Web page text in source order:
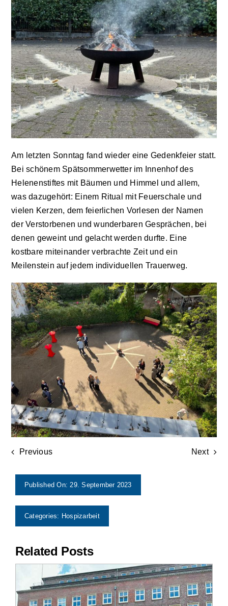
Am letzten Sonntag fand wieder eine Gedenkfeier statt.
Bei schönem Spätsommerwetter im Innenhof des
Helenenstiftes mit Bäumen und Himmel und allem,
was dazugehört: Einem Ritual mit Feuerschale und
vielen Kerzen, dem feierlichen Vorlesen der Namen
der Verstorbenen und wunderbaren Gesprächen, bei
denen geweint und gelacht werden durfte. Eine
kostbare miteinander verbrachte Zeit und ein
Meilenstein auf jedem individuellen Trauerweg.
Previous Next
Published On: 29. September 2023
Categories: Hospizarbeit
Related Posts